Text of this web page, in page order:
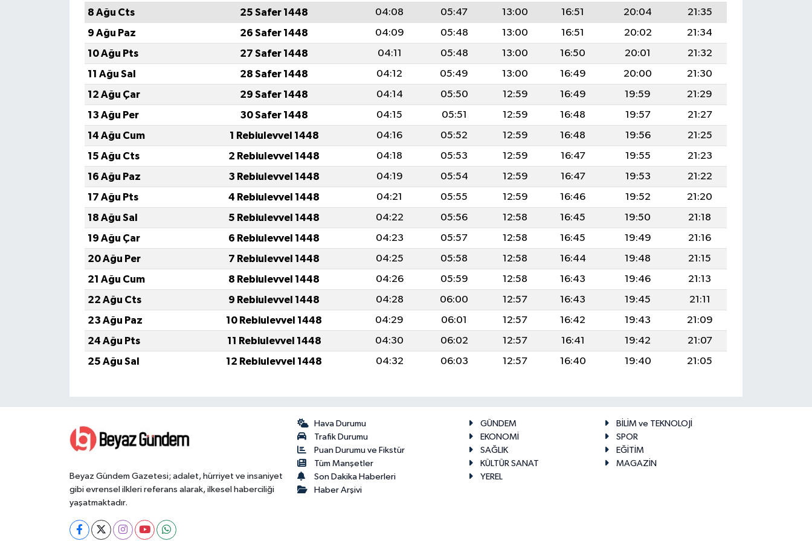
8 Ağu Cts 25 Safer 1448 04:08 05:47 13:00 16:51 20:04
21:35
9 Ağu Paz
26 Safer 1448 04:09 05:48 13:00 16:51 20:02
21:34
10 Ağu Pts
27 Safer 1448 04:11 05:48 13:00 16:50 20:01
21:32
11 Ağu Sal
28 Safer 1448 04:12 05:49 13:00 16:49 20:00
21:30
12 Ağu Çar
29 Safer 1448 04:14 05:50 12:59 16:49 19:59
21:29
13 Ağu Per
30 Safer 1448 04:15 05:51 12:59 16:48 19:57
21:27
14 Ağu Cum
1 Rebiulevvel 1448 04:16 05:52 12:59 16:48 19:56
21:25
15 Ağu Cts
2 Rebiulevvel 1448 04:18 05:53 12:59 16:47 19:55
21:23
16 Ağu Paz
3 Rebiulevvel 1448 04:19 05:54 12:59 16:47 19:53
21:22
17 Ağu Pts
4 Rebiulevvel 1448 04:21 05:55 12:59 16:46 19:52
21:20
18 Ağu Sal
5 Rebiulevvel 1448 04:22 05:56 12:58 16:45 19:50
21:18
19 Ağu Çar
6 Rebiulevvel 1448 04:23 05:57 12:58 16:45 19:49
21:16
20 Ağu Per
7 Rebiulevvel 1448 04:25 05:58 12:58 16:44 19:48
21:15
21 Ağu Cum
8 Rebiulevvel 1448 04:26 05:59 12:58 16:43 19:46
21:13
22 Ağu Cts
9 Rebiulevvel 1448 04:28 06:00 12:57 16:43 19:45
21:11
23 Ağu Paz
10 Rebiulevvel 1448 04:29 06:01 12:57 16:42 19:43
21:09
24 Ağu Pts
11 Rebiulevvel 1448 04:30 06:02 12:57 16:41 19:42
21:07
25 Ağu Sal
12 Rebiulevvel 1448 04:32 06:03 12:57 16:40 19:40 21:05
Beyaz Gündem Gazetesi; adalet, hürriyet ve insaniyet
gibi evrensel ilkleri referans alarak, ilkesel haberciliği
yaşatmaktadır.
Hava Durumu
Trafik Durumu
Puan Durumu ve Fikstür
Tüm Manşetler
Son Dakika Haberleri
Haber Arşivi
GÜNDEM
BİLİM ve TEKNOLOJİ
EKONOMİ
SPOR
SAĞLIK
EĞİTİM
KÜLTÜR SANAT
MAGAZİN
YEREL